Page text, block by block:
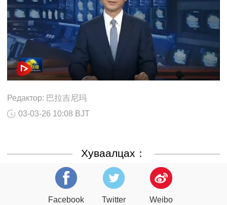
Редактор: 巴拉吉尼玛
03-03-26 10:08 BJT
Хуваалцах：
Facebook Twitter Weibo